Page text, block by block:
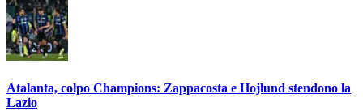
Atalanta, colpo Champions: Zappacosta e Hojlund stendono la
Lazio